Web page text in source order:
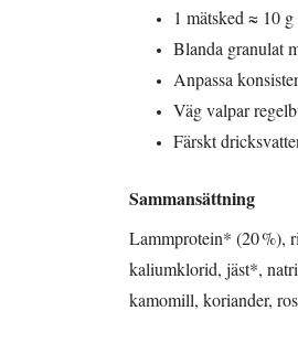
1 mätsked ≈ 10 g
Blanda granulat
Anpassa
Väg valpar
Färskt
Sammansättning
Lammprotein* (20 %),
kaliumklorid, jäst*,
kamomill, koriander,